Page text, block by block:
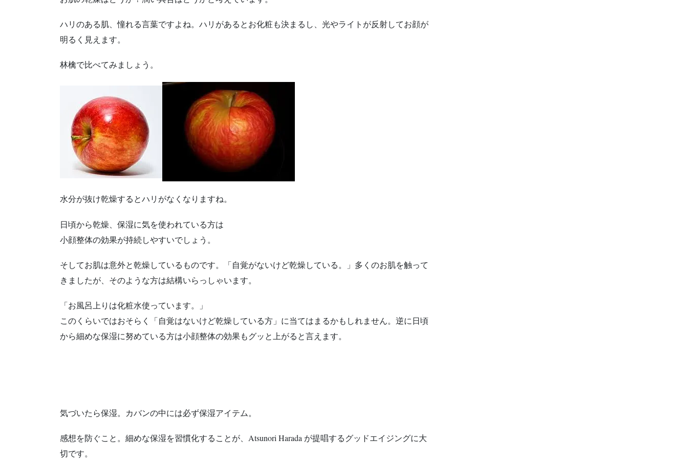
ハリのある肌、憧れる言葉ですよね。ハリがあるとお化粧も決まるし、光やライトが反射してお顔が
明るく見えます。
林檎で比べてみましょう。
水分が抜け乾燥するとハリがなくなりますね。
日頃から乾燥、保湿に気を使われている方は
小顔整体の効果が持続しやすいでしょう。
そしてお肌は意外と乾燥しているものです。「自覚がないけど乾燥している。」多くのお肌を触って
きましたが、そのような方は結構いらっしゃいます。
「お風呂上りは化粧水使っています。」
このくらいではおそらく「自覚はないけど乾燥している方」に当てはまるかもしれません。逆に日頃
から細めな保湿に努めている方は小顔整体の効果もグッと上がると言えます。
気づいたら保湿。カバンの中には必ず保湿アイテム。
感想を防ぐこと。細めな保湿を習慣化することが、Atsunori Harada が提唱するグッドエイジングに大
切です。